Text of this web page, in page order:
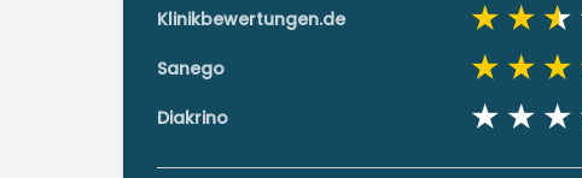
Klinikbewertungen.de
Sanego
Diakrino